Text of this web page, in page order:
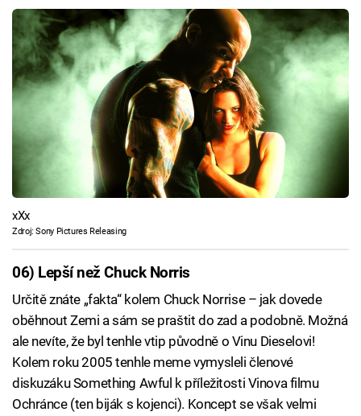
xXx
Zdroj: Sony Pictures Releasing
06) Lepší než Chuck Norris
Určitě znáte „fakta“ kolem Chuck Norrise – jak dovede
oběhnout Zemi a sám se praštit do zad a podobně. Možná
ale nevíte, že byl tenhle vtip původně o Vinu Dieselovi!
Kolem roku 2005 tenhle meme vymysleli členové
diskuzáku Something Awful k příležitosti Vinova filmu
Ochránce (ten biják s kojenci). Koncept se však velmi